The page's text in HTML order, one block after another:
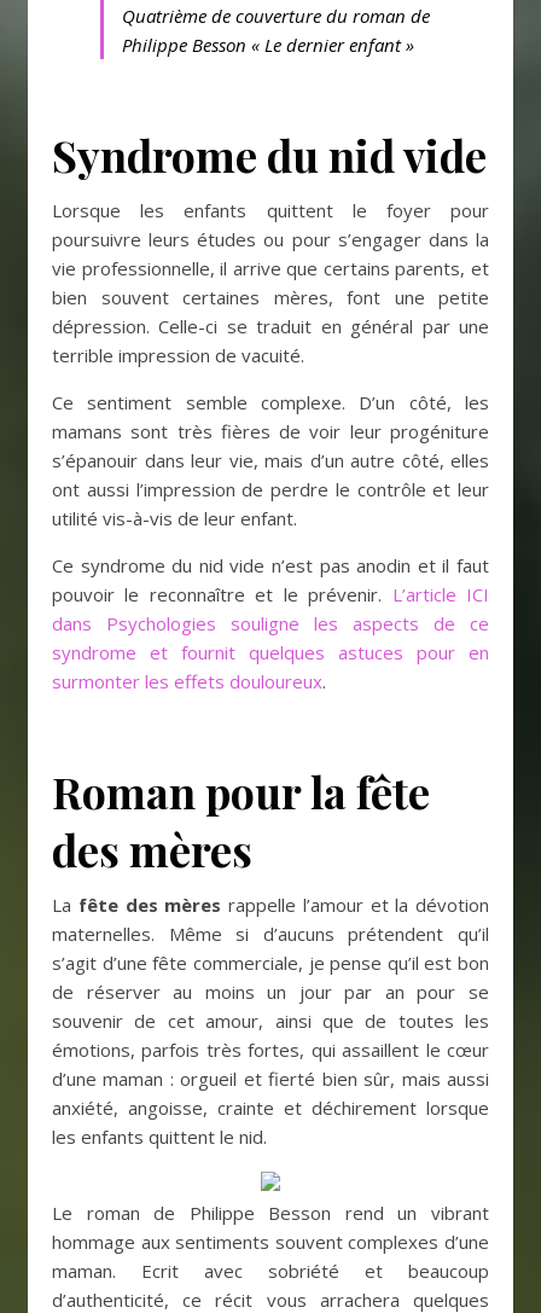
Quatrième de couverture du roman de
Philippe Besson « Le dernier enfant »
Syndrome du nid vide
Lorsque les enfants quittent le foyer pour
poursuivre leurs études ou pour s’engager dans la
vie professionnelle, il arrive que certains parents, et
bien souvent certaines mères, font une petite
dépression. Celle-ci se traduit en général par une
terrible impression de vacuité.
Ce sentiment semble complexe. D’un côté, les
mamans sont très fières de voir leur progéniture
s’épanouir dans leur vie, mais d’un autre côté, elles
ont aussi l’impression de perdre le contrôle et leur
utilité vis-à-vis de leur enfant.
Ce syndrome du nid vide n’est pas anodin et il faut
pouvoir le reconnaître et le prévenir. L’article ICI
dans Psychologies souligne les aspects de ce
syndrome et fournit quelques astuces pour en
surmonter les effets douloureux.
Roman pour la fête
des mères
La fête des mères rappelle l’amour et la dévotion
maternelles. Même si d’aucuns prétendent qu’il
s’agit d’une fête commerciale, je pense qu’il est bon
de réserver au moins un jour par an pour se
souvenir de cet amour, ainsi que de toutes les
émotions, parfois très fortes, qui assaillent le cœur
d’une maman : orgueil et fierté bien sûr, mais aussi
anxiété, angoisse, crainte et déchirement lorsque
les enfants quittent le nid.
Le roman de Philippe Besson rend un vibrant
hommage aux sentiments souvent complexes d’une
maman. Ecrit avec sobriété et beaucoup
d’authenticité, ce récit vous arrachera quelques